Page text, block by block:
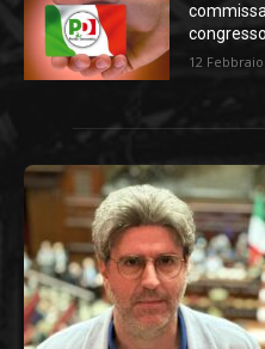
congresso
12 Febbraio